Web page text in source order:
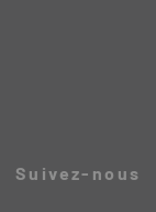
Suivez-nous